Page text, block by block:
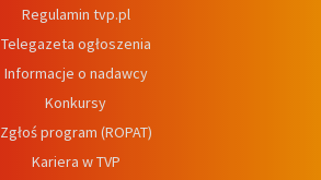
Regulamin tvp.pl
Telegazeta ogłoszenia
Informacje o nadawcy
Konkursy
Zgłoś program (ROPAT)
Kariera w TVP